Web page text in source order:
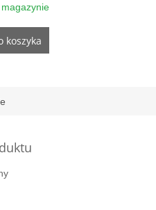
koszyka